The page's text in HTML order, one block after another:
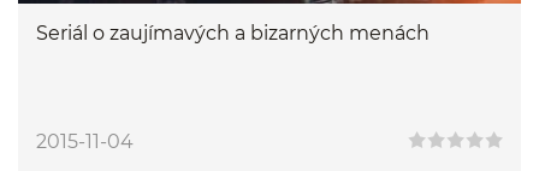
Seriál o zaujímavých a bizarných menách
2015-11-04